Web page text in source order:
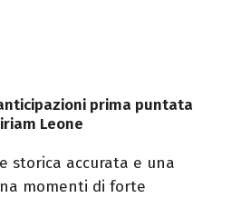
prima puntata
Leone
storica accurata e una
momenti di forte